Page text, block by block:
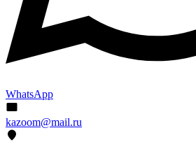
WhatsApp
kazoom@mail.ru